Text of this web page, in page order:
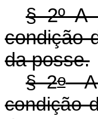
§ 2º A
condição
da posse.
§ 2oA
condição